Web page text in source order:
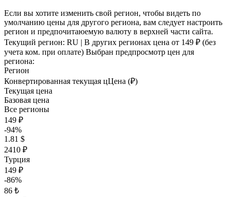
Если вы хотите изменить свой регион, чтобы видеть по
умолчанию цены для другого региона, вам следует настроить
регион и предпочитаюемую валюту в верхней части сайта.
Текущий регион: RU | В других регионах цена от 149 ₽ (без
учета ком. при оплате) Выбран предпросмотр цен для
региона:
Регион
Конвертированная текущая цЦена (₽)
Текущая цена
Базовая цена
Все регионы
149 ₽
-94%
1.81 $
2410 ₽
Турция
149 ₽
-86%
86 ₺